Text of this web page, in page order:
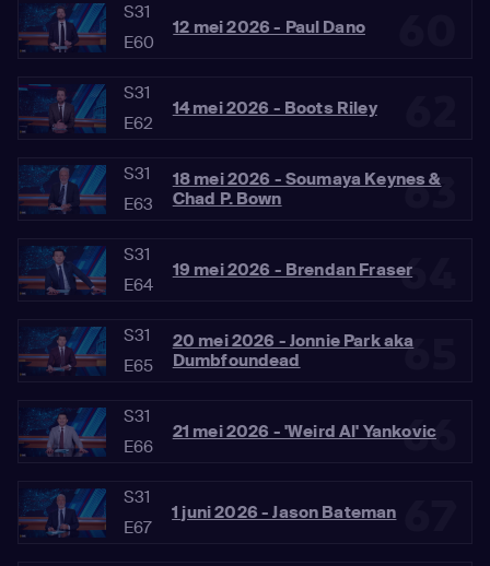
S31
E60
12 mei 2026 - Paul Dano
S31
E62
14 mei 2026 - Boots Riley
63
S31
E63
18 mei 2026 - Soumaya Keynes &
Chad P. Bown
64
S31
E64
19 mei 2026 - Brendan Fraser
65
S31
E65
20 mei 2026 - Jonnie Park aka
Dumbfoundead
66
S31
E66
21 mei 2026 - 'Weird Al' Yankovic
S31
E67
1 juni 2026 - Jason Bateman